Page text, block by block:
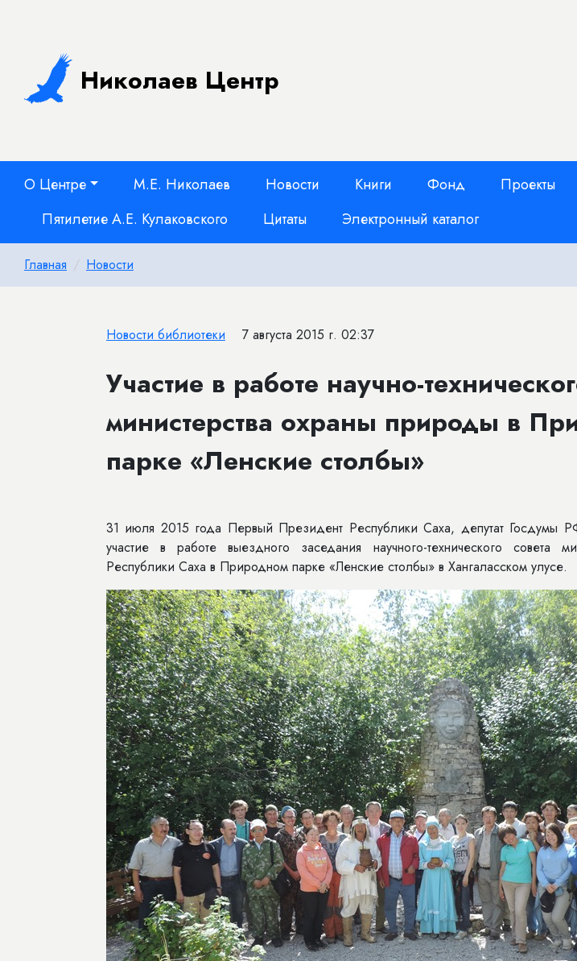
Николаев Центр
О Центре М.Е. Николаев Новости Книги Фонд Проекты
Пятилетие А.Е. Кулаковского
Цитаты Электронный каталог
Главная Новости
Новости библиотеки 7 августа 2015 г. 02:37
Участие в работе научно-
министерства охраны природы в
парке «Ленские столбы»
31 июля 2015 года Первый Президент Республики Саха, депутат
участие в работе выездного заседания научного-технического совета
Республики Саха в Природном парке «Ленские столбы» в Хангаласском улусе.